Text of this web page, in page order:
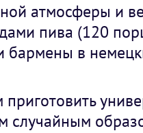
атмосферы и
пива (120
в
случайным